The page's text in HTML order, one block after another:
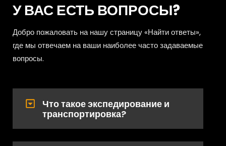
У ВАС ЕСТЬ ВОПРОСЫ?
Добро пожаловать на нашу страницу «Найти ответы»,
где мы отвечаем на ваши наиболее часто задаваемые
вопросы.
Что такое экспедирование и
транспортировка?